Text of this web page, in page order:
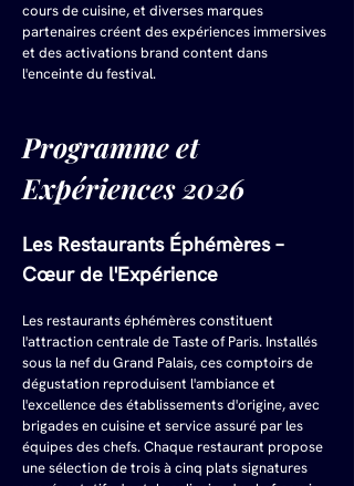
cours de cuisine, et diverses marques
partenaires créent des expériences immersives
et des activations brand content dans
l'enceinte du festival.
Programme et
Expériences 2026
Les Restaurants Éphémères –
Cœur de l'Expérience
Les restaurants éphémères constituent
l'attraction centrale de Taste of Paris. Installés
sous la nef du Grand Palais, ces comptoirs de
dégustation reproduisent l'ambiance et
l'excellence des établissements d'origine, avec
brigades en cuisine et service assuré par les
équipes des chefs. Chaque restaurant propose
une sélection de trois à cinq plats signatures